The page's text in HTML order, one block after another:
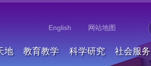
English 网站地图
地 教育教学 科学研究 社会服务